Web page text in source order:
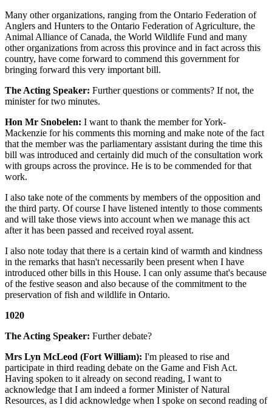
Many other organizations, ranging from the Ontario Federation of
Anglers and Hunters to the Ontario Federation of Agriculture, the
Animal Alliance of Canada, the World Wildlife Fund and many
other organizations from across this province and in fact across this
country, have come forward to commend this government for
bringing forward this very important bill.
The Acting Speaker: Further questions or comments? If not, the
minister for two minutes.
Hon Mr Snobelen: I want to thank the member for York-
Mackenzie for his comments this morning and make note of the fact
that the member was the parliamentary assistant during the time this
bill was introduced and certainly did much of the consultation work
with groups across the province. He is to be commended for that
work.
I also take note of the comments by members of the opposition and
the third party. Of course I have listened intently to those comments
and will take those views into account when we manage this act
after it has been passed and received royal assent.
I also note today that there is a certain kind of warmth and kindness
in the remarks that hasn't necessarily been present when I have
introduced other bills in this House. I can only assume that's because
of the festive season and also because of the commitment to the
preservation of fish and wildlife in Ontario.
1020
The Acting Speaker: Further debate?
Mrs Lyn McLeod (Fort William): I'm pleased to rise and
participate in third reading debate on the Game and Fish Act.
Having spoken to it already on second reading, I want to
acknowledge that I am indeed a former Minister of Natural
Resources, as I did acknowledge when I spoke on second reading of